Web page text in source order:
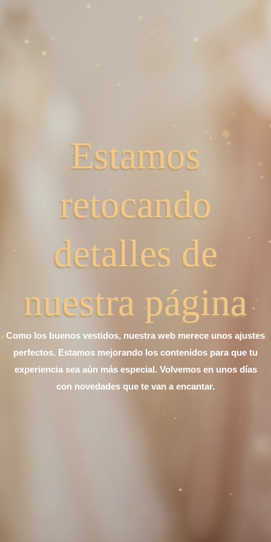
Estamos
retocando
detalles de
nuestra página
Como los buenos vestidos, nuestra web merece unos ajustes
perfectos. Estamos mejorando los contenidos para que tu
experiencia sea aún más especial. Volvemos en unos días
con novedades que te van a encantar.